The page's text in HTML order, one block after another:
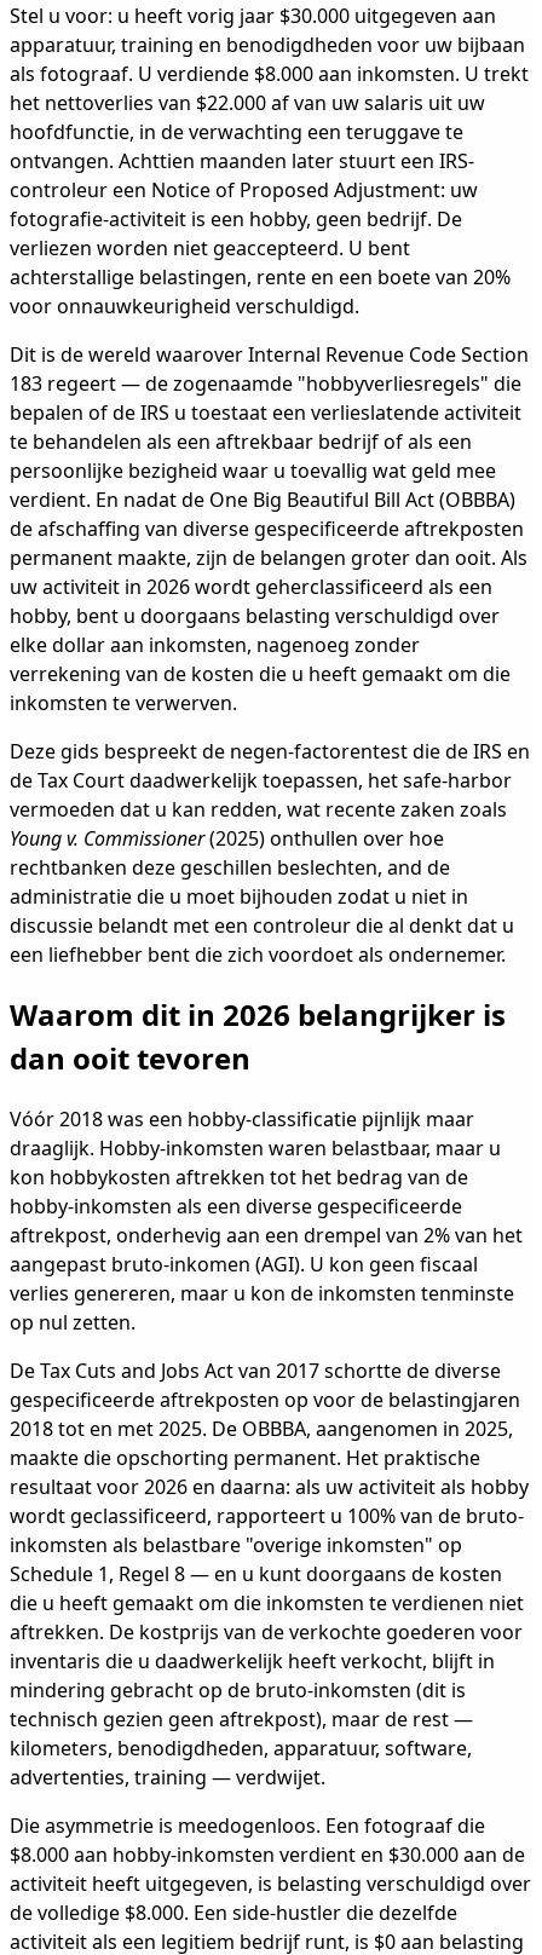
Stel u voor: u heeft vorig jaar $30.000 uitgegeven aan
apparatuur, training en benodigdheden voor uw bijbaan
als fotograaf. U verdiende $8.000 aan inkomsten. U trekt
het nettoverlies van $22.000 af van uw salaris uit uw
hoofdfunctie, in de verwachting een teruggave te
ontvangen. Achttien maanden later stuurt een IRS-
controleur een Notice of Proposed Adjustment: uw
fotografie-activiteit is een hobby, geen bedrijf. De
verliezen worden niet geaccepteerd. U bent
achterstallige belastingen, rente en een boete van 20%
voor onnauwkeurigheid verschuldigd.
Dit is de wereld waarover Internal Revenue Code Section
183 regeert — de zogenaamde "hobbyverliesregels" die
bepalen of de IRS u toestaat een verlieslatende activiteit
te behandelen als een aftrekbaar bedrijf of als een
persoonlijke bezigheid waar u toevallig wat geld mee
verdient. En nadat de One Big Beautiful Bill Act (OBBBA)
de afschaffing van diverse gespecificeerde aftrekposten
permanent maakte, zijn de belangen groter dan ooit. Als
uw activiteit in 2026 wordt geherclassificeerd als een
hobby, bent u doorgaans belasting verschuldigd over
elke dollar aan inkomsten, nagenoeg zonder
verrekening van de kosten die u heeft gemaakt om die
inkomsten te verwerven.
Deze gids bespreekt de negen-factorentest die de IRS en
de Tax Court daadwerkelijk toepassen, het safe-harbor
vermoeden dat u kan redden, wat recente zaken zoals
Young v. Commissioner(2025) onthullen over hoe
rechtbanken deze geschillen beslechten, and de
administratie die u moet bijhouden zodat u niet in
discussie belandt met een controleur die al denkt dat u
een liefhebber bent die zich voordoet als ondernemer.
Waarom dit in 2026 belangrijker is
dan ooit tevoren
Vóór 2018 was een hobby-classificatie pijnlijk maar
draaglijk. Hobby-inkomsten waren belastbaar, maar u
kon hobbykosten aftrekken tot het bedrag van de
hobby-inkomsten als een diverse gespecificeerde
aftrekpost, onderhevig aan een drempel van 2% van het
aangepast bruto-inkomen (AGI). U kon geen fiscaal
verlies genereren, maar u kon de inkomsten tenminste
op nul zetten.
De Tax Cuts and Jobs Act van 2017 schortte de diverse
gespecificeerde aftrekposten op voor de belastingjaren
2018 tot en met 2025. De OBBBA, aangenomen in 2025,
maakte die opschorting permanent. Het praktische
resultaat voor 2026 en daarna: als uw activiteit als hobby
wordt geclassificeerd, rapporteert u 100% van de bruto-
inkomsten als belastbare "overige inkomsten" op
Schedule 1, Regel 8 — en u kunt doorgaans de kosten
die u heeft gemaakt om die inkomsten te verdienen niet
aftrekken. De kostprijs van de verkochte goederen voor
inventaris die u daadwerkelijk heeft verkocht, blijft in
mindering gebracht op de bruto-inkomsten (dit is
technisch gezien geen aftrekpost), maar de rest —
kilometers, benodigdheden, apparatuur, software,
advertenties, training — verdwijet.
Die asymmetrie is meedogenloos. Een fotograaf die
$8.000 aan hobby-inkomsten verdient en $30.000 aan de
activiteit heeft uitgegeven, is belasting verschuldigd over
de volledige $8.000. Een side-hustler die dezelfde
activiteit als een legitiem bedrijf runt, is $0 aan belasting